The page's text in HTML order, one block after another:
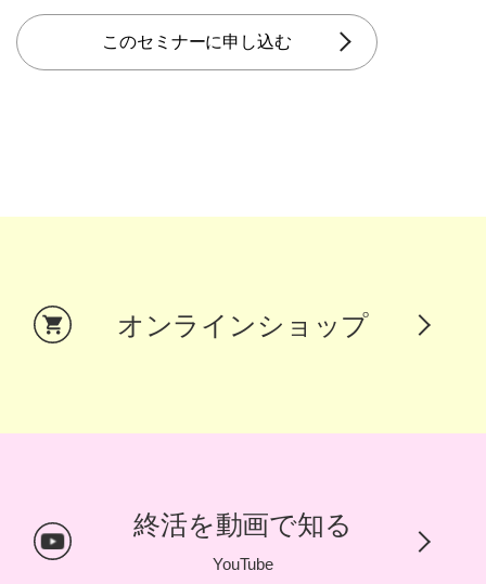
このセミナーに申し込む
オンラインショップ
終活を動画で知る
YouTube